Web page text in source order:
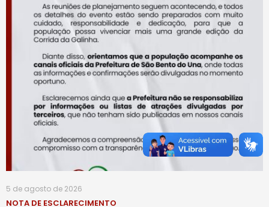
5 de agosto de 2026
NOTA DE ESCLARECIMENTO